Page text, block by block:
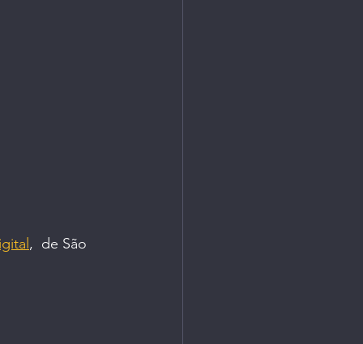
,  de São